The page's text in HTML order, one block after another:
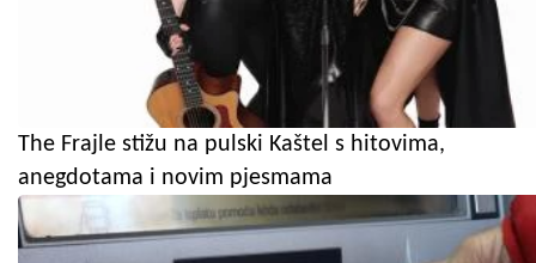
The Frajle stižu na pulski Kaštel s hitovima,
anegdotama i novim pjesmama